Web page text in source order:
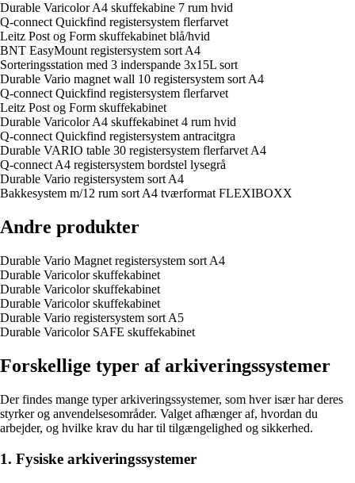
Durable Varicolor A4 skuffekabine 7 rum hvid
Q-connect Quickfind registersystem flerfarvet
Leitz Post og Form skuffekabinet blå/hvid
BNT EasyMount registersystem sort A4
Sorteringsstation med 3 inderspande 3x15L sort
Durable Vario magnet wall 10 registersystem sort A4
Q-connect Quickfind registersystem flerfarvet
Leitz Post og Form skuffekabinet
Durable Varicolor A4 skuffekabinet 4 rum hvid
Q-connect Quickfind registersystem antracitgra
Durable VARIO table 30 registersystem flerfarvet A4
Q-connect A4 registersystem bordstel lysegrå
Durable Vario registersystem sort A4
Bakkesystem m/12 rum sort A4 tværformat FLEXIBOXX
Andre produkter
Durable Vario Magnet registersystem sort A4
Durable Varicolor skuffekabinet
Durable Varicolor skuffekabinet
Durable Varicolor skuffekabinet
Durable Vario registersystem sort A5
Durable Varicolor SAFE skuffekabinet
Forskellige typer af arkiveringssystemer
Der findes mange typer arkiveringssystemer, som hver især har deres
styrker og anvendelsesområder. Valget afhænger af, hvordan du
arbejder, og hvilke krav du har til tilgængelighed og sikkerhed.
1. Fysiske arkiveringssystemer